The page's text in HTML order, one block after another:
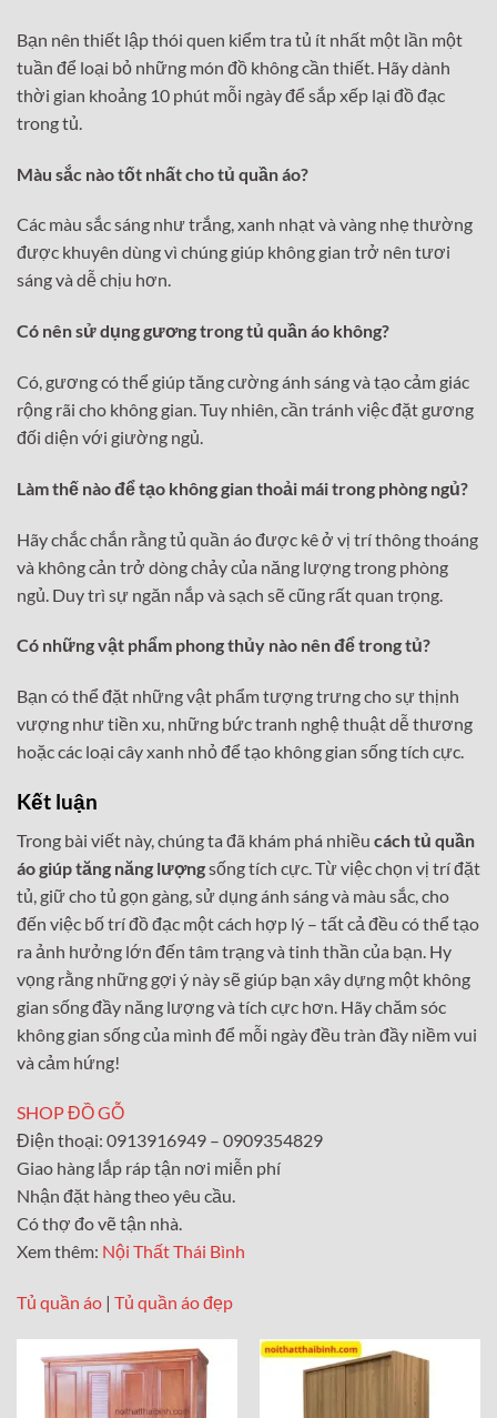
Bạn nên thiết lập thói quen kiểm tra tủ ít nhất một lần một
tuần để loại bỏ những món đồ không cần thiết. Hãy dành
thời gian khoảng 10 phút mỗi ngày để sắp xếp lại đồ đạc
trong tủ.
Màu sắc nào tốt nhất cho tủ quần áo?
Các màu sắc sáng như trắng, xanh nhạt và vàng nhẹ thường
được khuyên dùng vì chúng giúp không gian trở nên tươi
sáng và dễ chịu hơn.
Có nên sử dụng gương trong tủ quần áo không?
Có, gương có thể giúp tăng cường ánh sáng và tạo cảm giác
rộng rãi cho không gian. Tuy nhiên, cần tránh việc đặt gương
đối diện với giường ngủ.
Làm thế nào để tạo không gian thoải mái trong phòng ngủ?
Hãy chắc chắn rằng tủ quần áo được kê ở vị trí thông thoáng
và không cản trở dòng chảy của năng lượng trong phòng
ngủ. Duy trì sự ngăn nắp và sạch sẽ cũng rất quan trọng.
Có những vật phẩm phong thủy nào nên để trong tủ?
Bạn có thể đặt những vật phẩm tượng trưng cho sự thịnh
vượng như tiền xu, những bức tranh nghệ thuật dễ thương
hoặc các loại cây xanh nhỏ để tạo không gian sống tích cực.
Kết luận
Trong bài viết này, chúng ta đã khám phá nhiều cách tủ quần
áo giúp tăng năng lượngsống tích cực. Từ việc chọn vị trí đặt
tủ, giữ cho tủ gọn gàng, sử dụng ánh sáng và màu sắc, cho
đến việc bố trí đồ đạc một cách hợp lý – tất cả đều có thể tạo
ra ảnh hưởng lớn đến tâm trạng và tinh thần của bạn. Hy
vọng rằng những gợi ý này sẽ giúp bạn xây dựng một không
gian sống đầy năng lượng và tích cực hơn. Hãy chăm sóc
không gian sống của mình để mỗi ngày đều tràn đầy niềm vui
và cảm hứng!
SHOP ĐỒ GỖ
Điện thoại: 0913916949 – 0909354829
Giao hàng lắp ráp tận nơi miễn phí
Nhận đặt hàng theo yêu cầu.
Có thợ đo vẽ tận nhà.
Xem thêm: Nội Thất Thái Bình
Tủ quần áo | Tủ quần áo đẹp